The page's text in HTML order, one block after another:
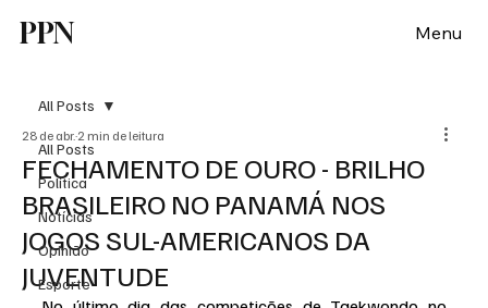
PPN Menu
All Posts
Política
Notícias
Opinião
Esporte
All Posts
FECHAMENTO DE OURO - BRILHO
BRASILEIRO NO PANAMÁ NOS
JOGOS SUL-AMERICANOS DA
JUVENTUDE
28 de abr. 2 min de leitura